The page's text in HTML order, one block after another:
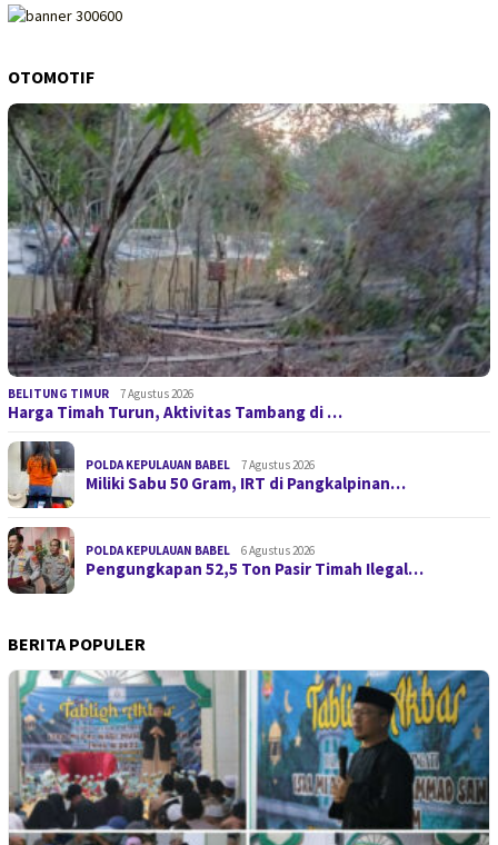
OTOMOTIF
BELITUNG TIMUR 7 Agustus 2026
Harga Timah Turun, Aktivitas Tambang di …
POLDA KEPULAUAN BABEL 7 Agustus 2026
Miliki Sabu 50 Gram, IRT di Pangkalpinan…
POLDA KEPULAUAN BABEL 6 Agustus 2026
Pengungkapan 52,5 Ton Pasir Timah Ilegal…
BERITA POPULER